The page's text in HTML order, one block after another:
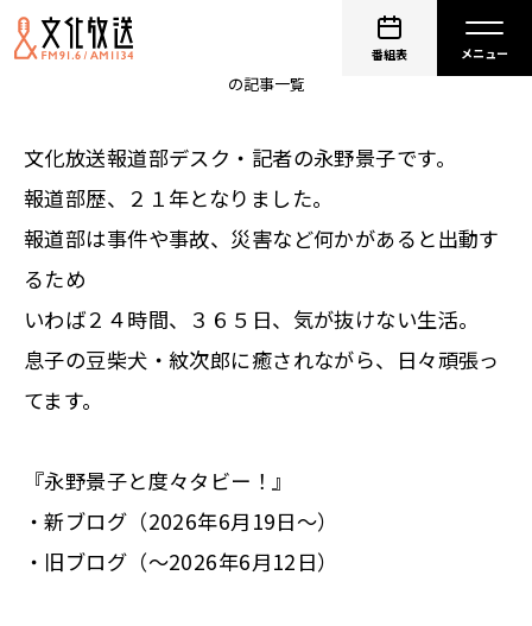
番組表
の記事一覧
文化放送報道部デスク・記者の永野景子です。
報道部歴、２１年となりました。
報道部は事件や事故、災害など何かがあると出動す
るため
いわば２４時間、３６５日、気が抜けない生活。
息子の豆柴犬・紋次郎に癒されながら、日々頑張っ
てます。
『永野景子と度々タビー！』
・新ブログ（2026年6月19日～）
・ 旧ブログ（～2026年6月12日）